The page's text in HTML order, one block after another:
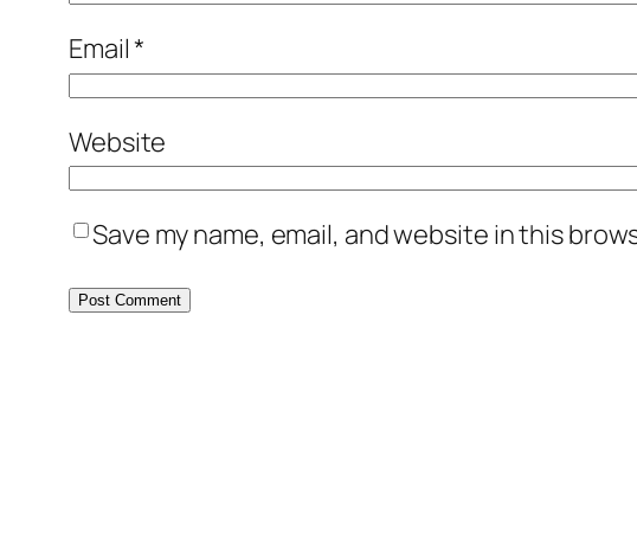
Email*
Website
Save my name, email, and website in this